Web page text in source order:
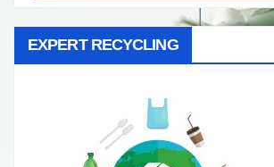
EXPERT RECYCLING